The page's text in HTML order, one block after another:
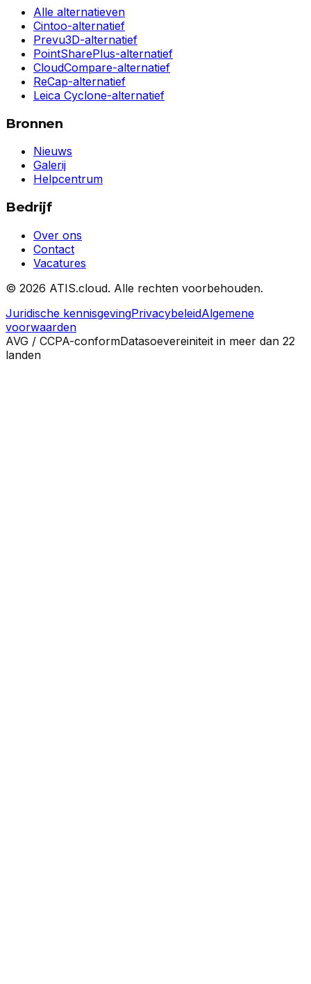
Alle alternatieven
Cintoo-alternatief
Prevu3D-alternatief
PointSharePlus-alternatief
CloudCompare-alternatief
ReCap-alternatief
Leica Cyclone-alternatief
Bronnen
Nieuws
Galerij
Helpcentrum
Bedrijf
Over ons
Contact
Vacatures
© 2026 ATIS.cloud. Alle rechten voorbehouden.
Juridische kennisgevingPrivacybeleidAlgemene
voorwaarden
AVG / CCPA-conformDatasoevereiniteit in meer dan 22
landen